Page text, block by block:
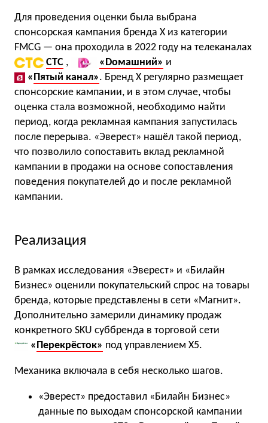
Для проведения оценки была выбрана
спонсорская кампания бренда Х из категории
FMCG — она проходила в 2022 году на телеканалах
СТС , «Dомашний» и
«Пятый канал». Бренд Х регулярно размещает
спонсорские кампании, и в этом случае, чтобы
оценка стала возможной, необходимо найти
период, когда рекламная кампания запустилась
после перерыва. «Эверест» нашёл такой период,
что позволило сопоставить вклад рекламной
кампании в продажи на основе сопоставления
поведения покупателей до и после рекламной
кампании.
Реализация
В рамках исследования «Эверест» и «Билайн
Бизнес» оценили покупательский спрос на товары
бренда, которые представлены в сети «Магнит».
Дополнительно замерили динамику продаж
конкретного SKU суббренда в торговой сети
« Перекрёсток» под управлением Х5.
Механика включала в себя несколько шагов.
«Эверест» предоставил «Билайн Бизнес»
данные по выходам спонсорской кампании